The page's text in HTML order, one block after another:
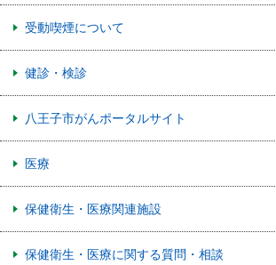
受動喫煙について
健診・検診
八王子市がんポータルサイト
医療
保健衛生・医療関連施設
保健衛生・医療に関する質問・相談